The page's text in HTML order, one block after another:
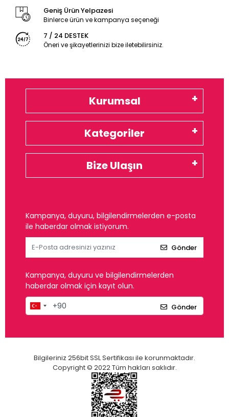
Geniş Ürün Yelpazesi
Binlerce ürün ve kampanya seçeneği
7 / 24 DESTEK
Öneri ve şikayetlerinizi bize iletebilirsiniz.
Kurumsal
Kategoriler
Bize Ulaşın
Kampanya, duyuru, bilgilendirmelerden e-posta
ile haberdar olmak istiyorum.
Gönder
Kampanya, duyuru ve bilgilendirmelerden
haberdar olmak için kayıt olun.
Gönder
Bilgileriniz 256bit SSL Sertifikası ile korunmaktadır.
Copyright © 2022 Tüm hakları saklıdır.